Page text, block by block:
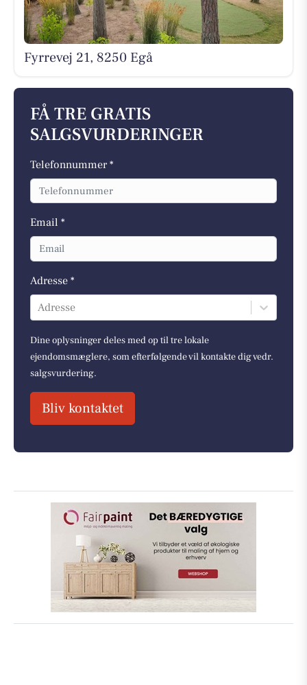
Fyrrevej 21, 8250 Egå
FÅ TRE GRATIS
SALGSVURDERINGER
Telefonnummer *
Email *
Adresse *
Adresse
Dine oplysninger deles med op til tre lokale
ejendomsmæglere, som efterfølgende vil kontakte dig vedr.
salgsvurdering.
Bliv kontaktet